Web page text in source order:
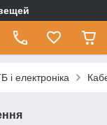
електроніка